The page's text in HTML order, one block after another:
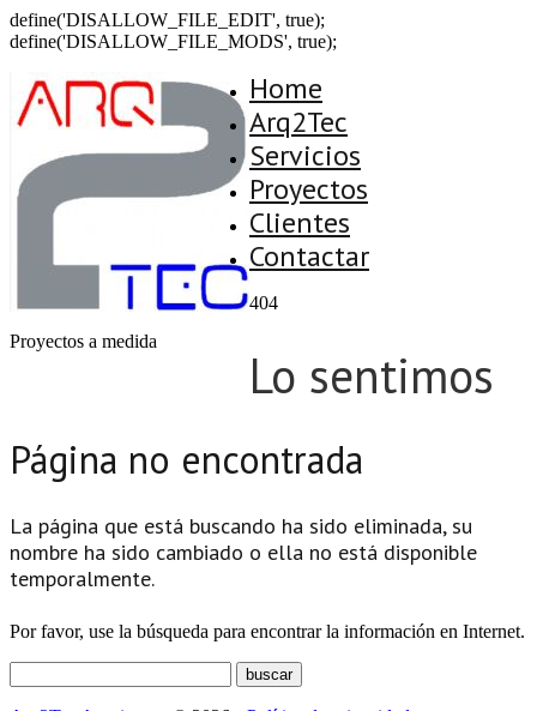
define('DISALLOW_FILE_EDIT', true);
define('DISALLOW_FILE_MODS', true);
Proyectos a medida
Home
Arq2Tec
Servicios
Proyectos
Clientes
Contactar
404
Lo sentimos
Página no encontrada
La página que está buscando ha sido eliminada, su
nombre ha sido cambiado o ella no está disponible
temporalmente.
Por favor, use la búsqueda para encontrar la información en Internet.